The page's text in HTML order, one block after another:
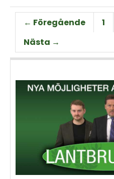
som vet allt om majsens
fördelar, men också om
majsens utmaningar, är Hans
Thorell som började odla
grödan redan på 70-talet.
← Föregående 1
Nästa →